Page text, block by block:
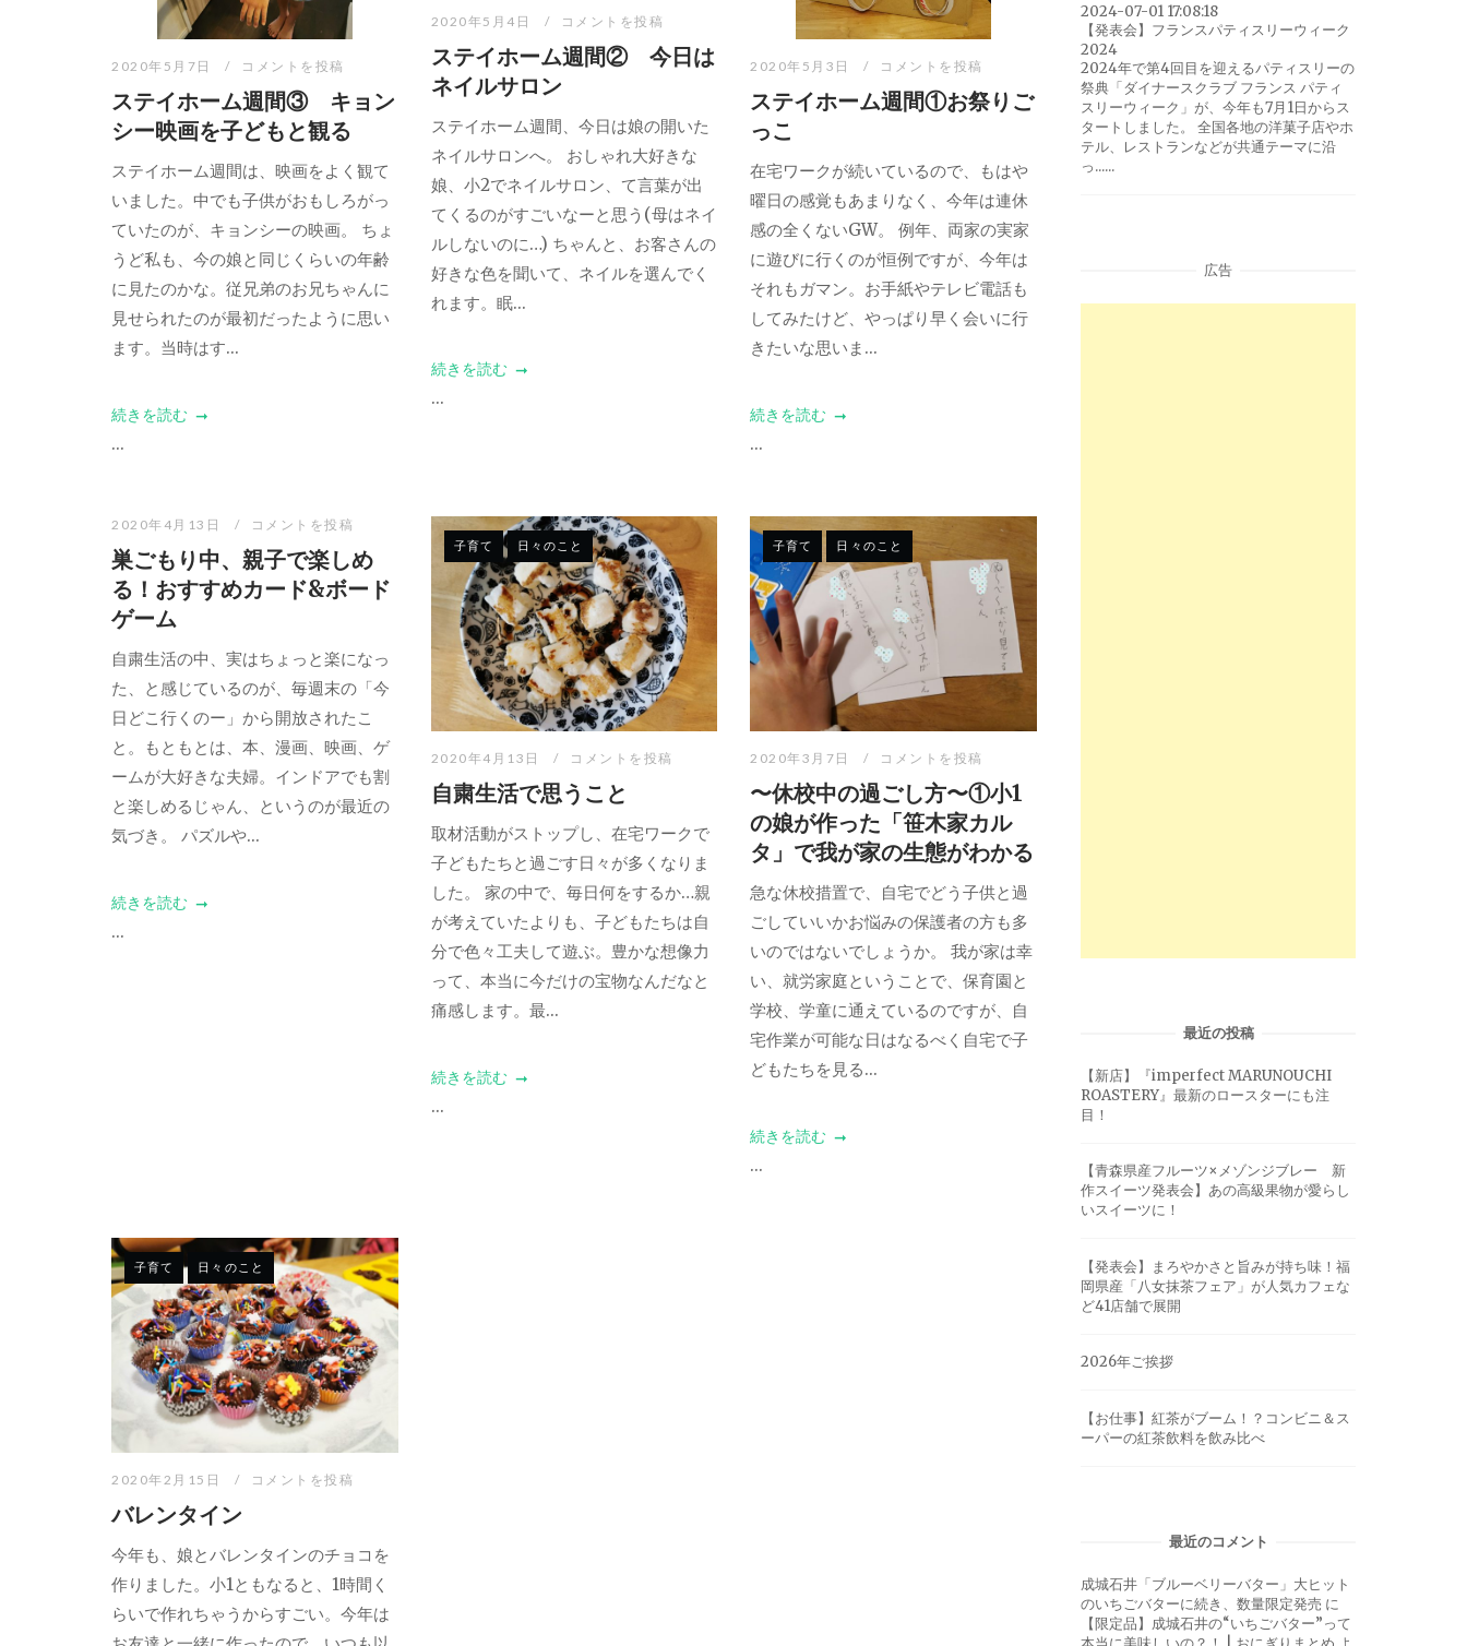
2020年5月7日 コメントを投稿
ステイホーム週間③ キョン
シー映画を子どもと観る
ステイホーム週間は、映画をよく観て
いました。中でも子供がおもしろがっ
ていたのが、キョンシーの映画。 ちょ
うど私も、今の娘と同じくらいの年齢
に見たのかな。従兄弟のお兄ちゃんに
見せられたのが最初だったように思い
ます。当時はす...
続きを読む
...
2020年5月4日 コメントを投稿
ステイホーム週間② 今日は
ネイルサロン
ステイホーム週間、今日は娘の開いた
ネイルサロンへ。 おしゃれ大好きな
娘、小2でネイルサロン、て言葉が出
てくるのがすごいなーと思う(母はネイ
ルしないのに…) ちゃんと、お客さんの
好きな色を聞いて、ネイルを選んでく
れます。眠...
続きを読む
...
2020年5月3日 コメントを投稿
ステイホーム週間①お祭りご
っこ
在宅ワークが続いているので、もはや
曜日の感覚もあまりなく、今年は連休
感の全くないGW。 例年、両家の実家
に遊びに行くのが恒例ですが、今年は
それもガマン。お手紙やテレビ電話も
してみたけど、やっぱり早く会いに行
きたいな思いま...
続きを読む
...
2020年4月13日 コメントを投稿
巣ごもり中、親子で楽しめ
る！おすすめカード&ボード
ゲーム
自粛生活の中、実はちょっと楽になっ
た、と感じているのが、毎週末の「今
日どこ行くのー」から開放されたこ
と。もともとは、本、漫画、映画、ゲ
ームが大好きな夫婦。インドアでも割
と楽しめるじゃん、というのが最近の
気づき。 パズルや...
続きを読む
...
子育て 日々のこと
2020年4月13日 コメントを投稿
自粛生活で思うこと
取材活動がストップし、在宅ワークで
子どもたちと過ごす日々が多くなりま
した。 家の中で、毎日何をするか…親
が考えていたよりも、子どもたちは自
分で色々工夫して遊ぶ。豊かな想像力
って、本当に今だけの宝物なんだなと
痛感します。最...
続きを読む
...
子育て 日々のこと
2020年3月7日 コメントを投稿
〜休校中の過ごし方〜①小1
の娘が作った「笹木家カル
タ」で我が家の生態がわかる
急な休校措置で、自宅でどう子供と過
ごしていいかお悩みの保護者の方も多
いのではないでしょうか。 我が家は幸
い、就労家庭ということで、保育園と
学校、学童に通えているのですが、自
宅作業が可能な日はなるべく自宅で子
どもたちを見る...
続きを読む
...
子育て 日々のこと
2020年2月15日 コメントを投稿
バレンタイン
今年も、娘とバレンタインのチョコを
作りました。小1ともなると、1時間く
らいで作れちゃうからすごい。今年は
2024-07-01 17:08:18
【発表会】フランスパティスリーウィーク
2024
2024年で第4回目を迎えるパティスリーの
祭典「ダイナースクラブ フランス パティ
スリーウィーク」が、今年も7月1日からス
タートしました。 全国各地の洋菓子店やホ
テル、レストランなどが共通テーマに沿
っ......
広告
最近の投稿
【新店】『imperfect MARUNOUCHI
ROASTERY』最新のロースターにも注
目！
【青森県産フルーツ×メゾンジブレー 新
作スイーツ発表会】あの高級果物が愛らし
いスイーツに！
【発表会】まろやかさと旨みが持ち味！福
岡県産「八女抹茶フェア」が人気カフェな
ど41店舗で展開
2026年ご挨拶
【お仕事】紅茶がブーム！？コンビニ＆ス
ーパーの紅茶飲料を飲み比べ
最近のコメント
成城石井「ブルーベリーバター」大ヒット
のいちごバターに続き、数量限定発売 に
【限定品】成城石井の“いちごバター”って